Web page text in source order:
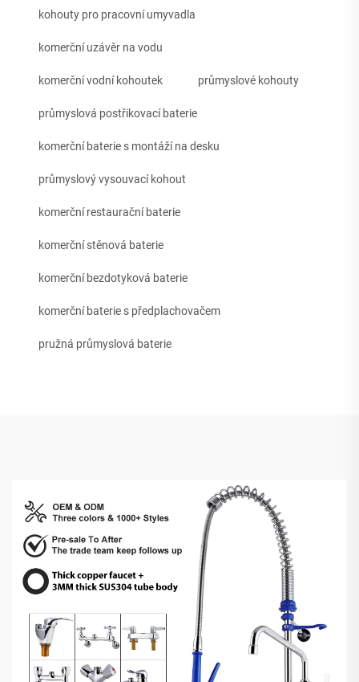
kohouty pro pracovní umyvadla
komerční uzávěr na vodu
komerční vodní kohoutek průmyslové kohouty
průmyslová postřikovací baterie
komerční baterie s montáží na desku
průmyslový vysouvací kohout
komerční restaurační baterie
komerční stěnová baterie
komerční bezdotyková baterie
komerční baterie s předplachovačem
pružná průmyslová baterie